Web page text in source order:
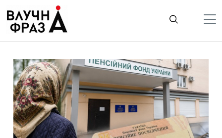
содержимому
Гроші
Життя
Лайфстайл
ТехноНаука